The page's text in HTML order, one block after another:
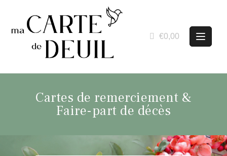
€0,00
Cartes de remerciement &
Faire-part de décès